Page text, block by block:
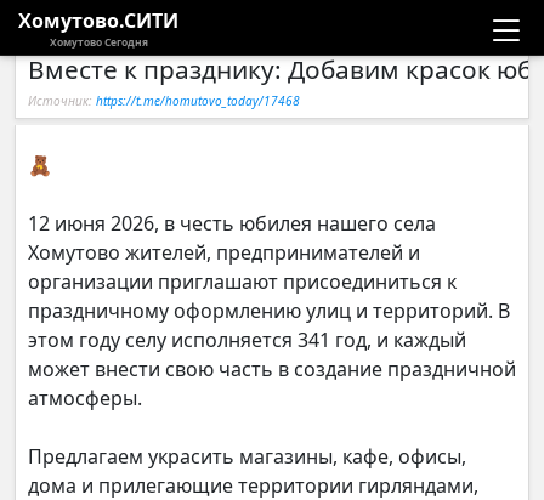
Хомутово.СИТИ
Хомутово Сегодня
Новости
Компании
Вместе к празднику: Добавим красок
Источник: https://t.me/homutovo_today/17468
🧸
12 июня 2026, в честь юбилея нашего села
Хомутово жителей, предпринимателей и
организации приглашают присоединиться к
праздничному оформлению улиц и территорий. В
этом году селу исполняется 341 год, и каждый
может внести свою часть в создание праздничной
атмосферы.
Предлагаем украсить магазины, кафе, офисы,
дома и прилегающие территории гирляндами,